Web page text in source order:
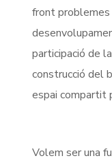
front
participació de
construcció del
espai compartit
Volem ser una